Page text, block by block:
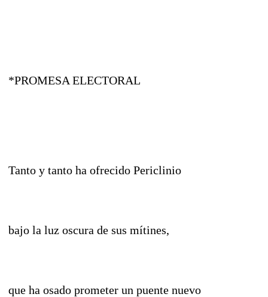
*PROMESA ELECTORAL
Tanto y tanto ha ofrecido Periclinio
bajo la luz oscura de sus mítines,
que ha osado prometer un puente nuevo